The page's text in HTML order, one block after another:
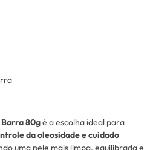
80gé a escolha ideal para
da oleosidade e cuidado
uma pele mais limpa, equilibrada e